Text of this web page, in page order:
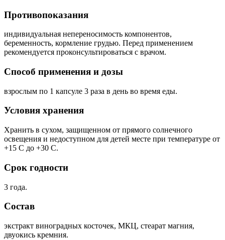
Противопоказания
индивидуальная непереносимость компонентов,
беременность, кормление грудью. Перед применением
рекомендуется проконсультироваться с врачом.
Способ применения и дозы
взрослым по 1 капсуле 3 раза в день во время еды.
Условия хранения
Хранить в сухом, защищенном от прямого солнечного
освещения и недоступном для детей месте при температуре от
+15 С до +30 С.
Срок годности
3 года.
Состав
экстракт виноградных косточек, МКЦ, стеарат магния,
двуокись кремния.